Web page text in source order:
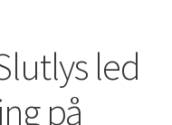
led
på